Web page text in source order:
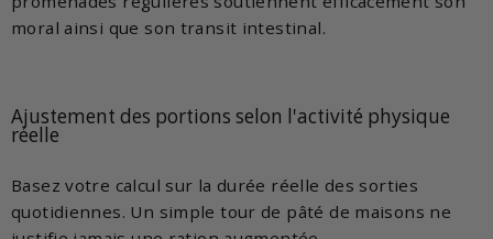
moral ainsi que son transit intestinal.
Ajustement des portions selon l'activité physique
réelle
Basez votre calcul sur la durée réelle des sorties
quotidiennes. Un simple tour de pâté de maisons ne